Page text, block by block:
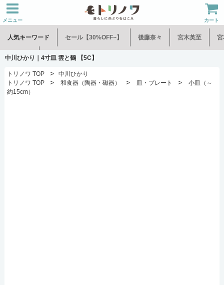
メニュー カート
人気キーワード セール【30%OFF~】 後藤奈々 宮木英至 宮
水谷和音 児玉修治
中川ひかり｜4寸皿 雲と鶴 【5C】
トリノワ TOP >
中川ひかり
トリノワ TOP
> 和食器（陶器・磁器） > 皿・プレート >
小皿（～
約15cm）